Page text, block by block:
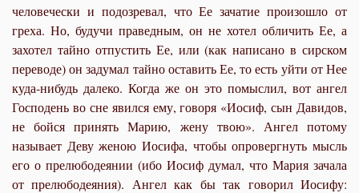
человечески и подозревал, что Ее зачатие произошло от
греха. Но, будучи праведным, он не хотел обличить Ее, а
захотел тайно отпустить Ее, или (как написано в сирском
переводе) он задумал тайно оставить Ее, то есть уйти от Нее
куда-нибудь далеко. Когда же он это помыслил, вот ангел
Господень во сне явился ему, говоря «Иосиф, сын Давидов,
не бойся принять Марию, жену твою». Ангел потому
называет Деву женою Иосифа, чтобы опровергнуть мысль
его о прелюбодеянии (ибо Иосиф думал, что Мария зачала
от прелюбодеяния). Ангел как бы так говорил Иосифу: